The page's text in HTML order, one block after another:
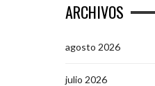
ARCHIVOS
agosto 2026
julio 2026